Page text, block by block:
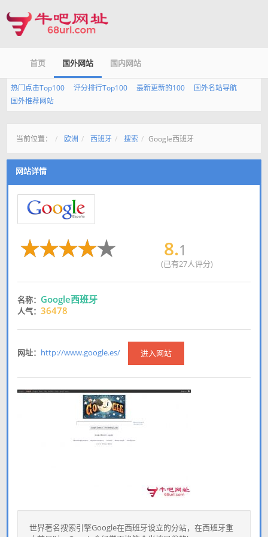
首页 国外网站 国内网站
热门点击Top100 评分排行Top100 最新更新的100
国外名站导航
国外推荐网站
当前位置： 欧洲 西班牙 搜索 Google西班牙
网站详情
8.1
(已有27人评分)
名称： Google西班牙
人气： 36478
网址： http://www.google.es/ 进入网站
世界著名搜索引擎Google在西班牙设立的分站，在西班牙重